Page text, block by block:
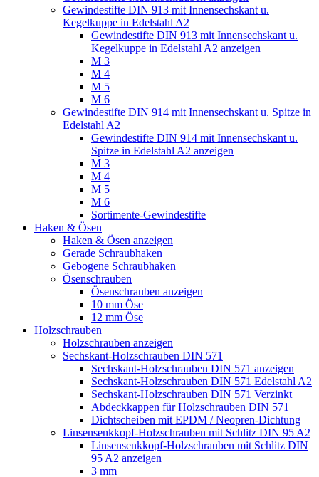
Gewindestifte DIN 913 mit Innensechskant u.
Kegelkuppe in Edelstahl A2
Gewindestifte DIN 913 mit Innensechskant u.
Kegelkuppe in Edelstahl A2 anzeigen
M 3
M 4
M 5
M 6
Gewindestifte DIN 914 mit Innensechskant u. Spitze in
Edelstahl A2
Gewindestifte DIN 914 mit Innensechskant u.
Spitze in Edelstahl A2 anzeigen
M 3
M 4
M 5
M 6
Sortimente-Gewindestifte
Haken & Ösen
Haken & Ösen anzeigen
Gerade Schraubhaken
Gebogene Schraubhaken
Ösenschrauben
Ösenschrauben anzeigen
10 mm Öse
12 mm Öse
Holzschrauben
Holzschrauben anzeigen
Sechskant-Holzschrauben DIN 571
Sechskant-Holzschrauben DIN 571 anzeigen
Sechskant-Holzschrauben DIN 571 Edelstahl A2
Sechskant-Holzschrauben DIN 571 Verzinkt
Abdeckkappen für Holzschrauben DIN 571
Dichtscheiben mit EPDM / Neopren-Dichtung
Linsensenkkopf-Holzschrauben mit Schlitz DIN 95 A2
Linsensenkkopf-Holzschrauben mit Schlitz DIN
95 A2 anzeigen
3 mm